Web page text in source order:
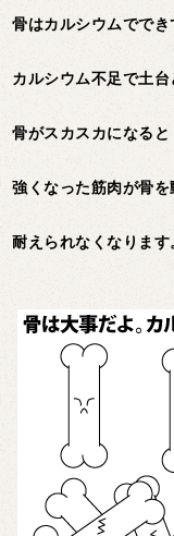
骨はカルシウムででき
カルシウム不足で土台
骨がスカスカになると
強くなった筋肉が骨
耐えられなくなります